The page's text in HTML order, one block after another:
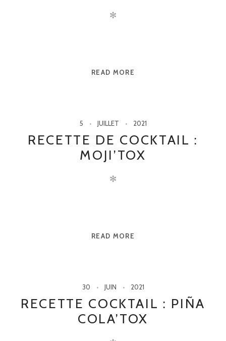
✻
READ MORE
5 JUILLET 2021
RECETTE DE COCKTAIL :
MOJI’TOX
✻
READ MORE
30 JUIN 2021
RECETTE COCKTAIL : PIÑA
COLA’TOX